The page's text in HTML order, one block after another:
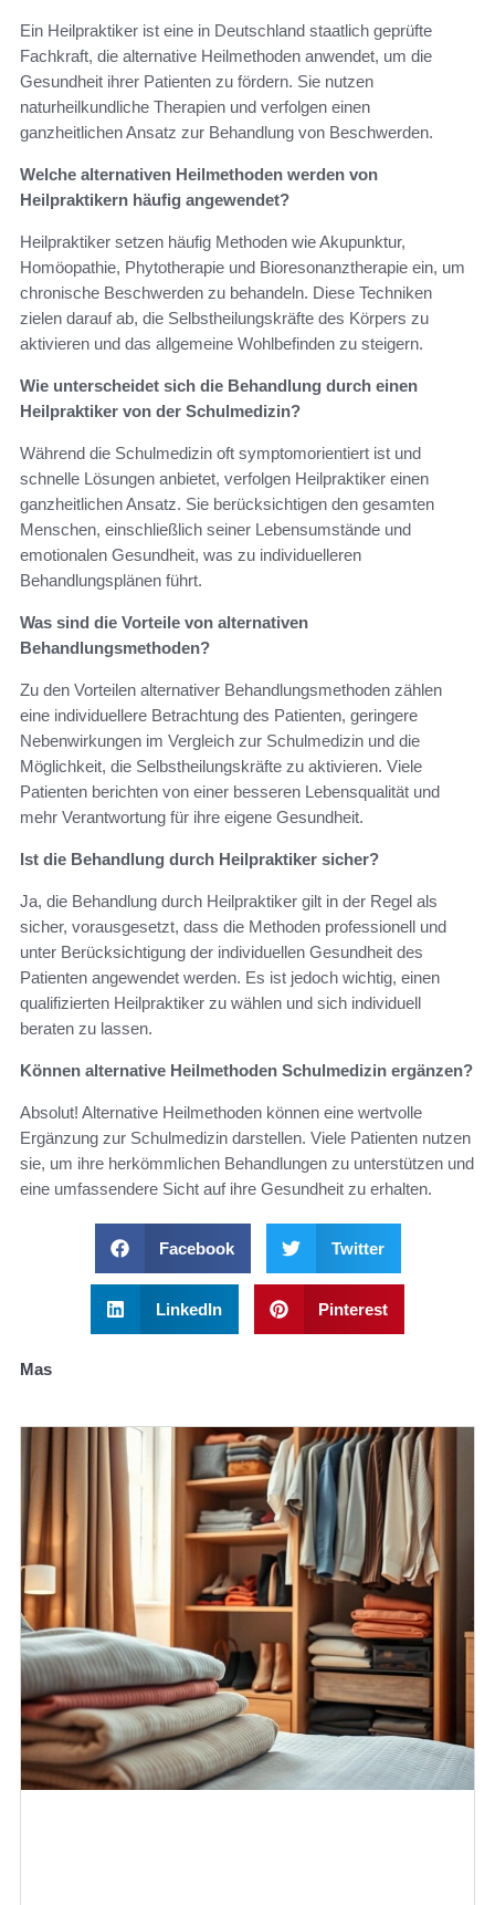
Ein Heilpraktiker ist eine in Deutschland staatlich geprüfte
Fachkraft, die alternative Heilmethoden anwendet, um die
Gesundheit ihrer Patienten zu fördern. Sie nutzen
naturheilkundliche Therapien und verfolgen einen
ganzheitlichen Ansatz zur Behandlung von Beschwerden.
Welche alternativen Heilmethoden werden von
Heilpraktikern häufig angewendet?
Heilpraktiker setzen häufig Methoden wie Akupunktur,
Homöopathie, Phytotherapie und Bioresonanztherapie ein, um
chronische Beschwerden zu behandeln. Diese Techniken
zielen darauf ab, die Selbstheilungskräfte des Körpers zu
aktivieren und das allgemeine Wohlbefinden zu steigern.
Wie unterscheidet sich die Behandlung durch einen
Heilpraktiker von der Schulmedizin?
Während die Schulmedizin oft symptomorientiert ist und
schnelle Lösungen anbietet, verfolgen Heilpraktiker einen
ganzheitlichen Ansatz. Sie berücksichtigen den gesamten
Menschen, einschließlich seiner Lebensumstände und
emotionalen Gesundheit, was zu individuelleren
Behandlungsplänen führt.
Was sind die Vorteile von alternativen
Behandlungsmethoden?
Zu den Vorteilen alternativer Behandlungsmethoden zählen
eine individuellere Betrachtung des Patienten, geringere
Nebenwirkungen im Vergleich zur Schulmedizin und die
Möglichkeit, die Selbstheilungskräfte zu aktivieren. Viele
Patienten berichten von einer besseren Lebensqualität und
mehr Verantwortung für ihre eigene Gesundheit.
Ist die Behandlung durch Heilpraktiker sicher?
Ja, die Behandlung durch Heilpraktiker gilt in der Regel als
sicher, vorausgesetzt, dass die Methoden professionell und
unter Berücksichtigung der individuellen Gesundheit des
Patienten angewendet werden. Es ist jedoch wichtig, einen
qualifizierten Heilpraktiker zu wählen und sich individuell
beraten zu lassen.
Können alternative Heilmethoden Schulmedizin ergänzen?
Absolut! Alternative Heilmethoden können eine wertvolle
Ergänzung zur Schulmedizin darstellen. Viele Patienten nutzen
sie, um ihre herkömmlichen Behandlungen zu unterstützen und
eine umfassendere Sicht auf ihre Gesundheit zu erhalten.
Facebook Twitter
LinkedIn Pinterest
Mas